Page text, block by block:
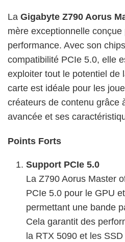
La Gigabyte Z790 Aorus
mère exceptionnelle
performance. Avec son
compatibilité PCIe 5.0, elle
exploiter tout le potentiel de
carte est idéale pour les
créateurs de contenu grâce
avancée et ses
Points Forts
Support PCIe 5.0
La Z790 Aorus Master
PCIe 5.0 pour le GPU
permettant une bande
Cela garantit des
la RTX 5090 et les